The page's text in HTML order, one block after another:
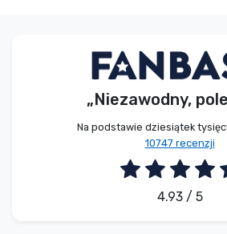
„Niezawodny,
Na podstawie dziesiątek
10747 recenzji
4.93 / 5